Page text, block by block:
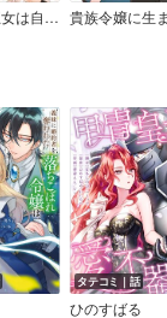
エレノア王女は自由な青春を送りたい～異世界トリップでJKライフ～
タテコミ｜話
ひのすばる